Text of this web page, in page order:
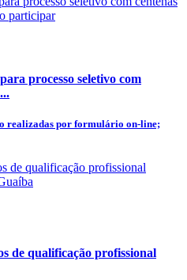
processo seletivo com
realizadas por formulário on-line;
de qualificação profissional